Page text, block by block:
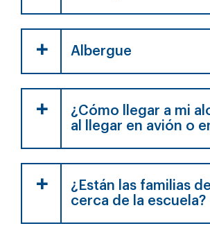
Albergue
¿Cómo llegar a mi
al llegar en avión o
¿Están las familias
cerca de la escuela?